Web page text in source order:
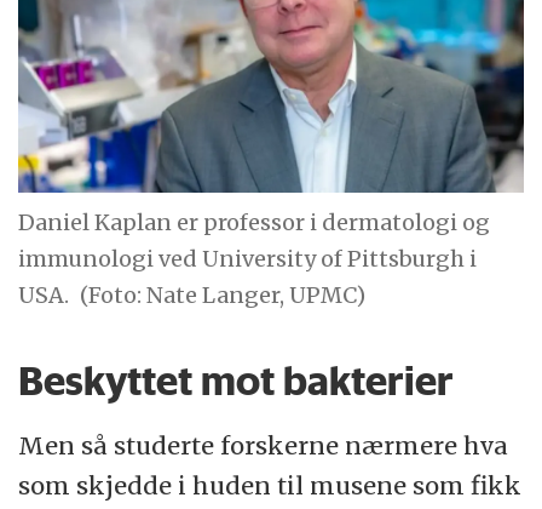
Daniel Kaplan er professor i dermatologi og
immunologi ved University of Pittsburgh i
USA. (Foto: Nate Langer, UPMC)
Beskyttet mot bakterier
Men så studerte forskerne nærmere hva
som skjedde i huden til musene som fikk